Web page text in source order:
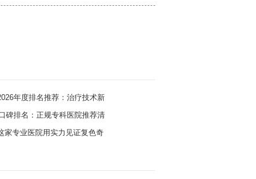
年度排名推荐：治疗技术新
碑排名：正规专科医院推荐清
家专业医院用实力见证复色奇